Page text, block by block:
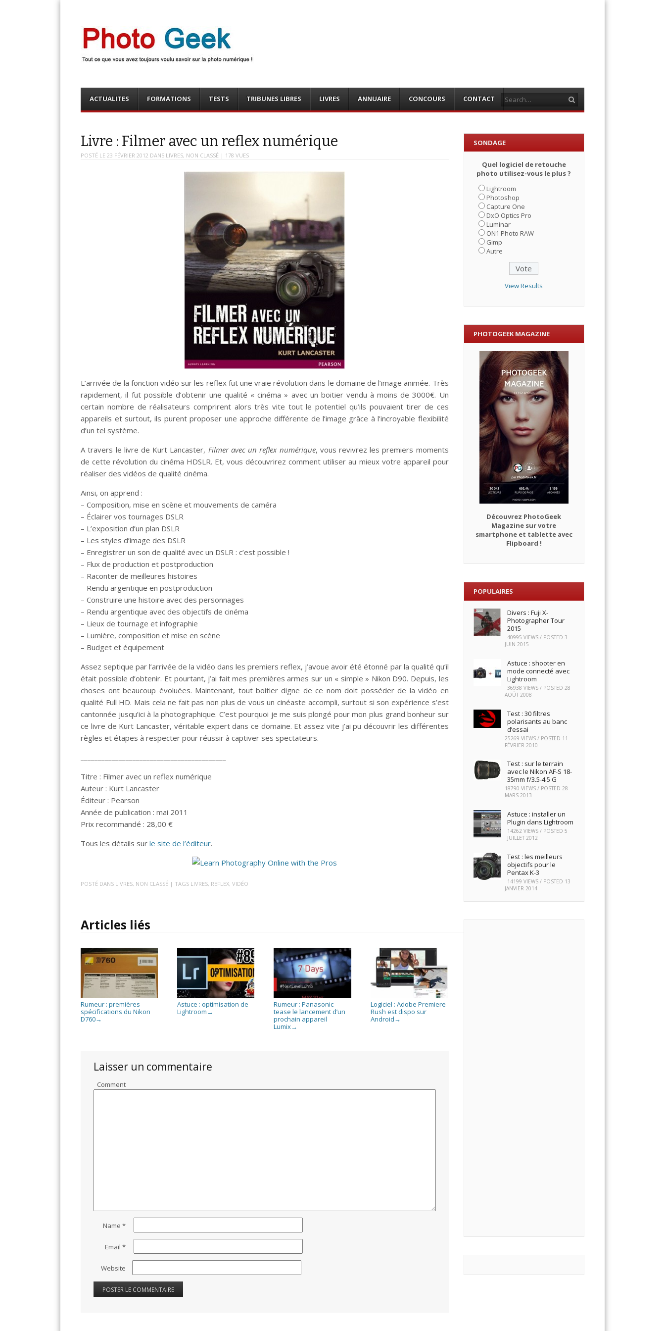
Photo Geek
Menu
content
ACTUALITES FORMATIONS TESTS TRIBUNES LIBRES LIVRES ANNUAIRE CONCOURS CONTACT
Livre : Filmer avec un reflex numérique
POSTÉ LE23 FÉVRIER 2012 DANS LIVRES, NON CLASSÉ | 178 VUES
L’arrivée de la fonction vidéo sur les reflex fut une vraie révolution dans le domaine de l’image animée. Très
rapidement, il fut possible d’obtenir une qualité « cinéma » avec un boitier vendu à moins de 3000€. Un
certain nombre de réalisateurs comprirent alors très vite tout le potentiel qu’ils pouvaient tirer de ces
appareils et surtout, ils purent proposer une approche différente de l’image grâce à l’incroyable flexibilité
d’un tel système.
A travers le livre de Kurt Lancaster, Filmer avec un reflex numérique, vous revivrez les premiers moments
de cette révolution du cinéma HDSLR. Et, vous découvrirez comment utiliser au mieux votre appareil pour
réaliser des vidéos de qualité cinéma.
Ainsi, on apprend :
– Composition, mise en scène et mouvements de caméra
– Éclairer vos tournages DSLR
– L’exposition d’un plan DSLR
– Les styles d’image des DSLR
– Enregistrer un son de qualité avec un DSLR : c’est possible !
– Flux de production et postproduction
– Raconter de meilleures histoires
– Rendu argentique en postproduction
– Construire une histoire avec des personnages
– Rendu argentique avec des objectifs de cinéma
– Lieux de tournage et infographie
– Lumière, composition et mise en scène
– Budget et équipement
Assez septique par l’arrivée de la vidéo dans les premiers reflex, j’avoue avoir été étonné par la qualité qu’il
était possible d’obtenir. Et pourtant, j’ai fait mes premières armes sur un « simple » Nikon D90. Depuis, les
choses ont beaucoup évoluées. Maintenant, tout boitier digne de ce nom doit posséder de la vidéo en
qualité Full HD. Mais cela ne fait pas non plus de vous un cinéaste accompli, surtout si son expérience s’est
cantonnée jusqu’ici à la photographique. C’est pourquoi je me suis plongé pour mon plus grand bonheur sur
ce livre de Kurt Lancaster, véritable expert dans ce domaine. Et assez vite j’ai pu découvrir les différentes
règles et étapes à respecter pour réussir à captiver ses spectateurs.
Titre : Filmer avec un reflex numérique
Auteur : Kurt Lancaster
Éditeur : Pearson
Année de publication : mai 2011
Prix recommandé : 28,00 €
Tous les détails surle site de l’éditeur.
POSTÉ DANS LIVRES, NON CLASSÉ | TAGS LIVRES, REFLEX,VIDÉO
Articles liés
Rumeur : premières
spécifications du Nikon
D760→
Astuce : optimisation de
Lightroom →
Rumeur : Panasonic
tease le lancement d’un
prochain appareil
Lumix→
Logiciel : Adobe Premiere
Rush est dispo sur
Android →
Laisser un commentaire
Comment
Name*
Email*
Website
SONDAGE
Quel logiciel de retouche
photo utilisez-vous le plus ?
Lightroom
Photoshop
Capture One
DxO Optics Pro
Luminar
ON1 Photo RAW
Gimp
Autre
View Results
PHOTOGEEK MAGAZINE
Découvrez PhotoGeek
Magazine sur votre
smartphone et tablette avec
Flipboard !
POPULAIRES
Divers : Fuji X-
Photographer Tour
2015
40995 VIEWS / POSTED3
JUIN 2015
Astuce : shooter en
mode connecté avec
Lightroom
36938 VIEWS / POSTED28
AOÛT 2008
Test : 30 filtres
polarisants au banc
d’essai
25269 VIEWS / POSTED 11
FÉVRIER 2010
Test : sur le terrain
avec le Nikon AF-S 18-
35mm f/3.5-4.5 G
18790 VIEWS / POSTED28
MARS 2013
Astuce : installer un
Plugin dans Lightroom
14262 VIEWS / POSTED5
JUILLET 2012
Test : les meilleurs
objectifs pour le
Pentax K-3
14199 VIEWS / POSTED 13
JANVIER 2014